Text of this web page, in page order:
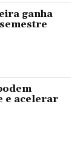
ganha
e acelerar